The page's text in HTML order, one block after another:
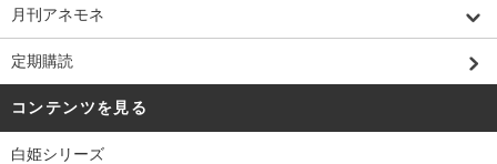
月刊アネモネ
定期購読
コンテンツを見る
白姫シリーズ